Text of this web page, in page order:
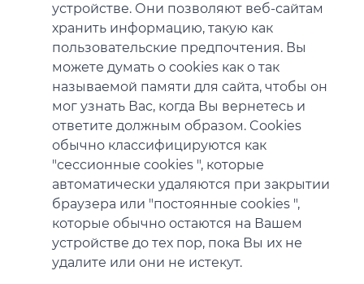
устройстве. Они позволяют веб-сайтам
хранить информацию, такую как
пользовательские предпочтения. Вы
можете думать о cookies как о так
называемой памяти для сайта, чтобы он
мог узнать Вас, когда Вы вернетесь и
ответите должным образом. Cookies
обычно классифицируются как
"сессионные cookies ", которые
автоматически удаляются при закрытии
браузера или "постоянные cookies ",
которые обычно остаются на Вашем
устройстве до тех пор, пока Вы их не
удалите или они не истекут.